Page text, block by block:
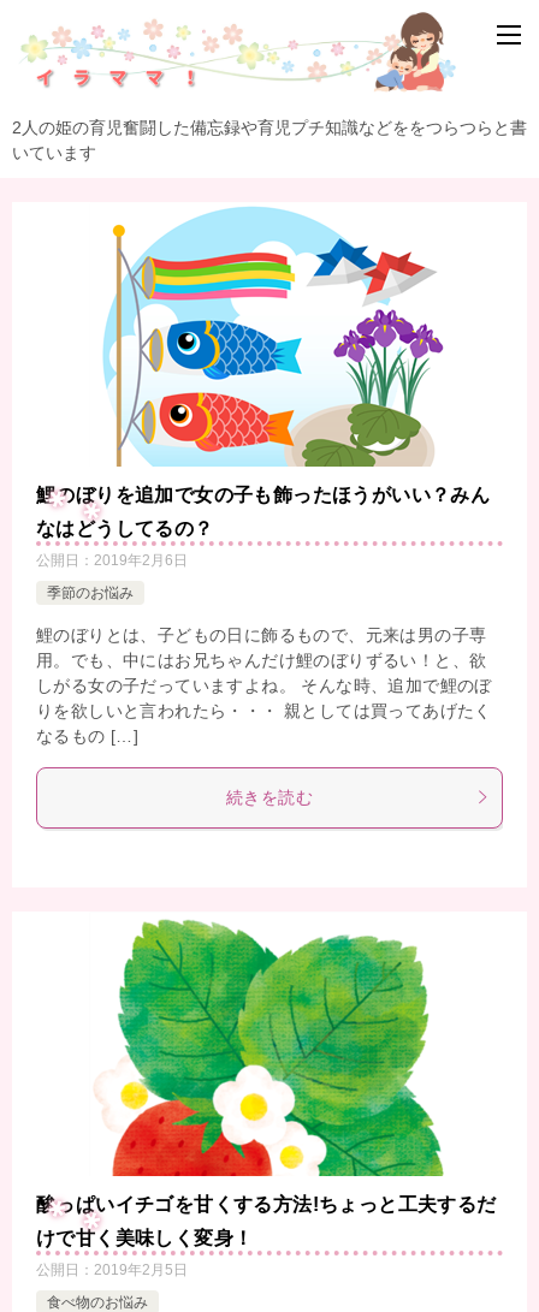
2人の姫の育児奮闘した備忘録や育児プチ知識などををつらつらと書
いています
鯉のぼりを追加で女の子も飾ったほうがいい？みん
なはどうしてるの？
公開日： 2019年2月6日
季節のお悩み
鯉のぼりとは、子どもの日に飾るもので、元来は男の子専
用。でも、中にはお兄ちゃんだけ鯉のぼりずるい！と、欲
しがる女の子だっていますよね。 そんな時、追加で鯉のぼ
りを欲しいと言われたら・・・ 親としては買ってあげたく
なるもの […]
続きを読む
酸っぱいイチゴを甘くする方法!ちょっと工夫するだ
けで甘く美味しく変身！
公開日： 2019年2月5日
食べ物のお悩み